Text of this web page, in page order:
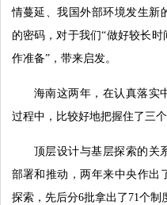
情蔓延、我国外部环境发生新
的密码，对于我们“做好较长
作准备”，带来启发。
海南这两年，在认真落实
过程中，比较好地把握住了三
顶层设计与基层探索的关
部署和推动，两年来中央作出
探索，先后分6批拿出了71个制